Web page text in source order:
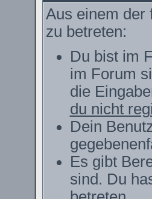
Aus einem der
zu betreten:
Du bist im
im Forum
die
du nicht
Dein
Es gibt
sind. Du